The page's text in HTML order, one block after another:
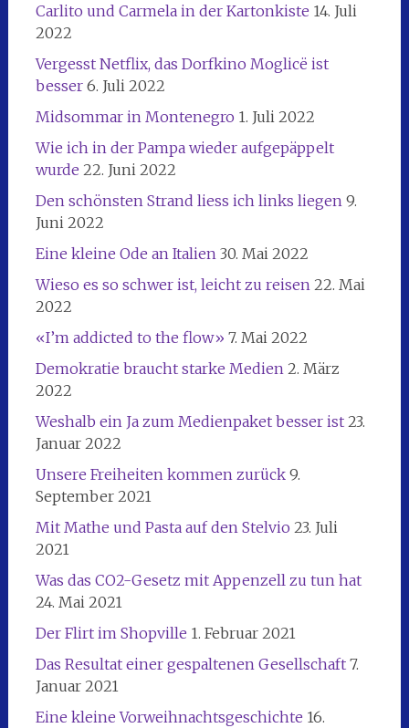
Carlito und Carmela in der Kartonkiste 14. Juli
2022
Vergesst Netflix, das Dorfkino Moglicë ist
besser 6. Juli 2022
Midsommar in Montenegro 1. Juli 2022
Wie ich in der Pampa wieder aufgepäppelt
wurde 22. Juni 2022
Den schönsten Strand liess ich links liegen 9.
Juni 2022
Eine kleine Ode an Italien 30. Mai 2022
Wieso es so schwer ist, leicht zu reisen 22. Mai
2022
«I’m addicted to the flow» 7. Mai 2022
Demokratie braucht starke Medien 2. März
2022
Weshalb ein Ja zum Medienpaket besser ist 23.
Januar 2022
Unsere Freiheiten kommen zurück 9.
September 2021
Mit Mathe und Pasta auf den Stelvio 23. Juli
2021
Was das CO2-Gesetz mit Appenzell zu tun hat
24. Mai 2021
Der Flirt im Shopville 1. Februar 2021
Das Resultat einer gespaltenen Gesellschaft 7.
Januar 2021
Eine kleine Vorweihnachtsgeschichte 16.